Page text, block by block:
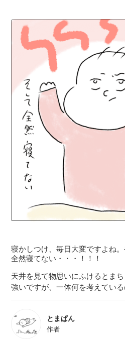
寝かしつけ、毎日大変ですよね。
全然寝てない・・・！！！
天井を見て物思いにふけるとま
強いですが、一体何を考えている
とまぱん
作者